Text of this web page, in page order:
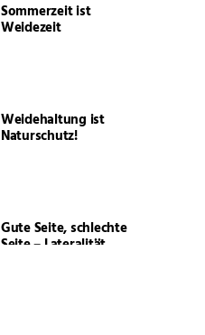
Sommerzeit ist
Weidezeit
Weidehaltung ist
Naturschutz!
Gute Seite, schlechte
Seite – Lateralität